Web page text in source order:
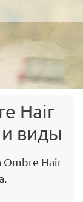
Hair
виды
Ombre Hair